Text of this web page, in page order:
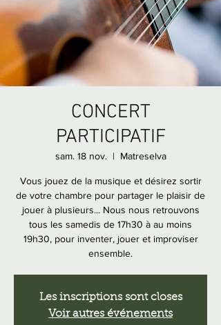
CONCERT
PARTICIPATIF
sam. 18 nov.
  |
Matreselva
Vous jouez de la musique et désirez sortir
de votre chambre pour partager le plaisir de
jouer à plusieurs... Nous nous retrouvons
tous les samedis de 17h30 à au moins
19h30, pour inventer, jouer et improviser
ensemble.
Les inscriptions sont closes
Voir autres événements